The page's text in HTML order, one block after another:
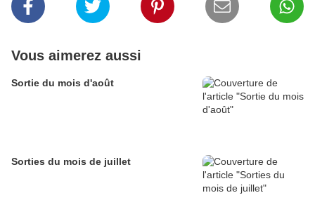
Vous aimerez aussi
Sortie du mois d'août
Sorties du mois de juillet